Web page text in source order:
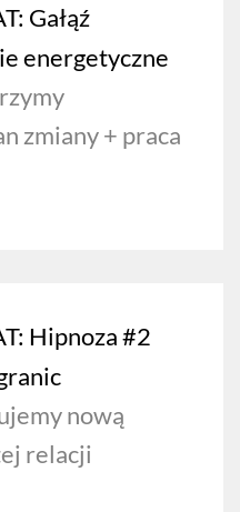
Gałąź
energetyczne
zmiany + praca
Hipnoza #2
nową
relacji